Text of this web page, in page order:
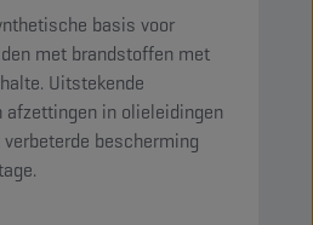
basis voor
met brandstoffen met
Uitstekende
afzettingen in olieleidingen
bescherming